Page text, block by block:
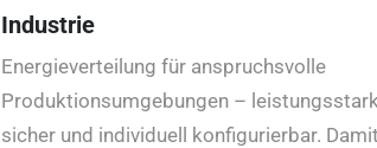
Industrie
Energieverteilung für anspruchsvolle
Produktionsumgebungen –
sicher und individuell konfigurierbar. Damit